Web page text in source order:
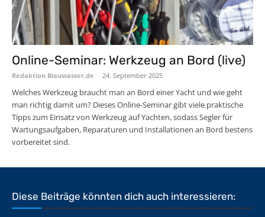
Online-Seminar: Werkzeug an Bord (live)
Redaktion Blauwasser.de - 24. September 2025
Welches Werkzeug braucht man an Bord einer Yacht und wie geht
man richtig damit um? Dieses Online-Seminar gibt viele praktische
Tipps zum Einsatz von Werkzeug auf Yachten, sodass Segler für
Wartungsaufgaben, Reparaturen und Installationen an Bord bestens
vorbereitet sind.
Diese Beiträge könnten dich auch interessieren: